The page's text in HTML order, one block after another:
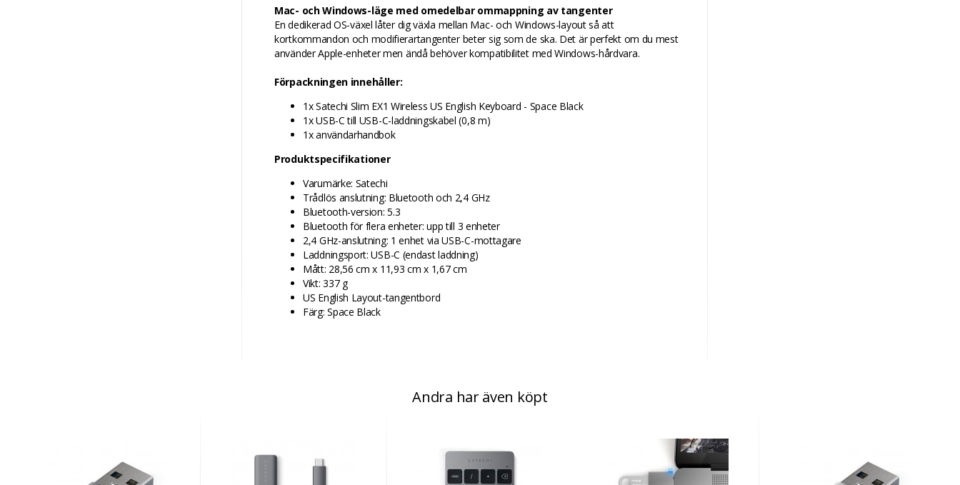
Mac- och Windows-läge med omedelbar ommappning av tangenter
En dedikerad OS-växel låter dig växla mellan Mac- och Windows-layout så att
kortkommandon och modifierartangenter beter sig som de ska. Det är perfekt om du mest
använder Apple-enheter men ändå behöver kompatibilitet med Windows-hårdvara.
Förpackningen innehåller:
1x Satechi Slim EX1 Wireless US English Keyboard - Space Black
1x USB-C till USB-C-laddningskabel (0,8 m)
1x användarhandbok
Produktspecifikationer
Varumärke: Satechi
Trådlös anslutning: Bluetooth och 2,4 GHz
Bluetooth-version: 5.3
Bluetooth för flera enheter: upp till 3 enheter
2,4 GHz-anslutning: 1 enhet via USB-C-mottagare
Laddningsport: USB-C (endast laddning)
Mått: 28,56 cm x 11,93 cm x 1,67 cm
Vikt: 337 g
US English Layout-tangentbord
Färg: Space Black
Andra har även köpt